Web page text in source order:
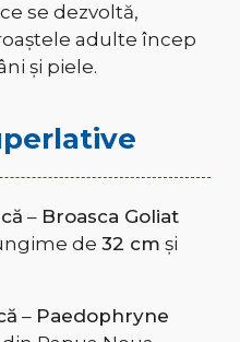
se dezvoltă,
adulte încep
și piele.
– Broasca Goliat
de 32 cm și
– Paedophryne